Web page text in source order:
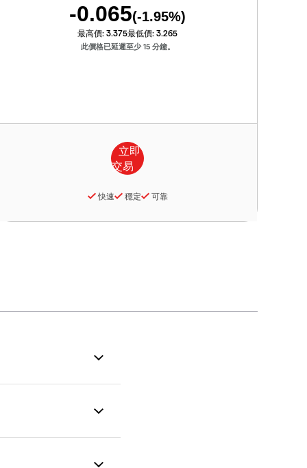
-0.065(-1.95%)
最高價: 3.375最低價: 3.265
此價格已延遲至少 15 分鐘。
快速 穩定 可靠